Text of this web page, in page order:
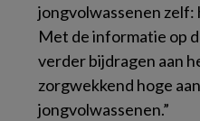
jongvolwassenen zelf:
Met de informatie op
verder bijdragen aan
zorgwekkend hoge
jongvolwassenen.”